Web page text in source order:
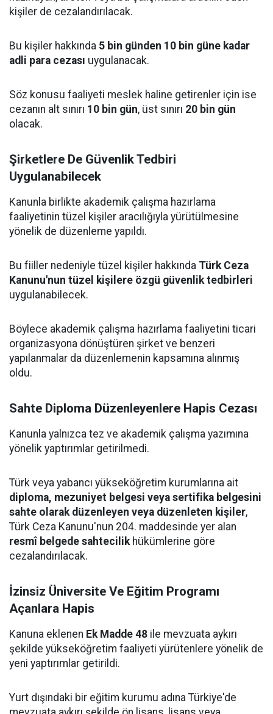
kişiler de cezalandırılacak.
Bu kişiler hakkında 5 bin günden 10 bin güne kadar
adli para cezası uygulanacak.
Söz konusu faaliyeti meslek haline getirenler için ise
cezanın alt sınırı 10 bin gün, üst sınırı 20 bin gün
olacak.
Şirketlere De Güvenlik Tedbiri
Uygulanabilecek
Kanunla birlikte akademik çalışma hazırlama
faaliyetinin tüzel kişiler aracılığıyla yürütülmesine
yönelik de düzenleme yapıldı.
Bu fiiller nedeniyle tüzel kişiler hakkında Türk Ceza
Kanunu'nun tüzel kişilere özgü güvenlik tedbirleri
uygulanabilecek.
Böylece akademik çalışma hazırlama faaliyetini ticari
organizasyona dönüştüren şirket ve benzeri
yapılanmalar da düzenlemenin kapsamına alınmış
oldu.
Sahte Diploma Düzenleyenlere Hapis Cezası
Kanunla yalnızca tez ve akademik çalışma yazımına
yönelik yaptırımlar getirilmedi.
Türk veya yabancı yükseköğretim kurumlarına ait
diploma, mezuniyet belgesi veya sertifika belgesini
sahte olarak düzenleyen veya düzenleten kişiler,
Türk Ceza Kanunu'nun 204. maddesinde yer alan
resmî belgede sahtecilikhükümlerine göre
cezalandırılacak.
İzinsiz Üniversite Ve Eğitim Programı
Açanlara Hapis
Kanuna eklenen Ek Madde 48 ile mevzuata aykırı
şekilde yükseköğretim faaliyeti yürütenlere yönelik de
yeni yaptırımlar getirildi.
Yurt dışındaki bir eğitim kurumu adına Türkiye'de